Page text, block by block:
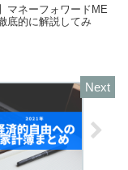
マネーフォワードME
底的に解説してみ